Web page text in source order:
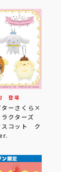
登場
ターさくら×
ラクターズ
スコット ク